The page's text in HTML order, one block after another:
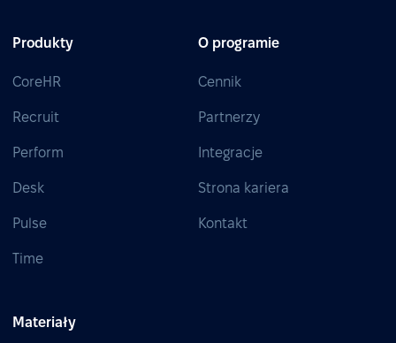
Produkty
CoreHR
Recruit
Perform
Desk
Pulse
Time
O programie
Cennik
Partnerzy
Integracje
Strona kariera
Kontakt
Materiały